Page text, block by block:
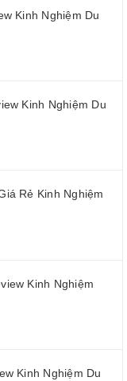
Kinh Nghiệm Du
Kinh Nghiệm Du
Rẻ Kinh Nghiệm
Kinh Nghiệm
Kinh Nghiệm Du